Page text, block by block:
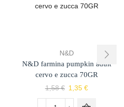
N&D
N&D farmina pumpkin adult
cervo e zucca 70GR
1,58€ 1,35 €